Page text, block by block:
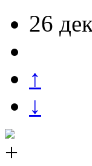
26
↑
↓